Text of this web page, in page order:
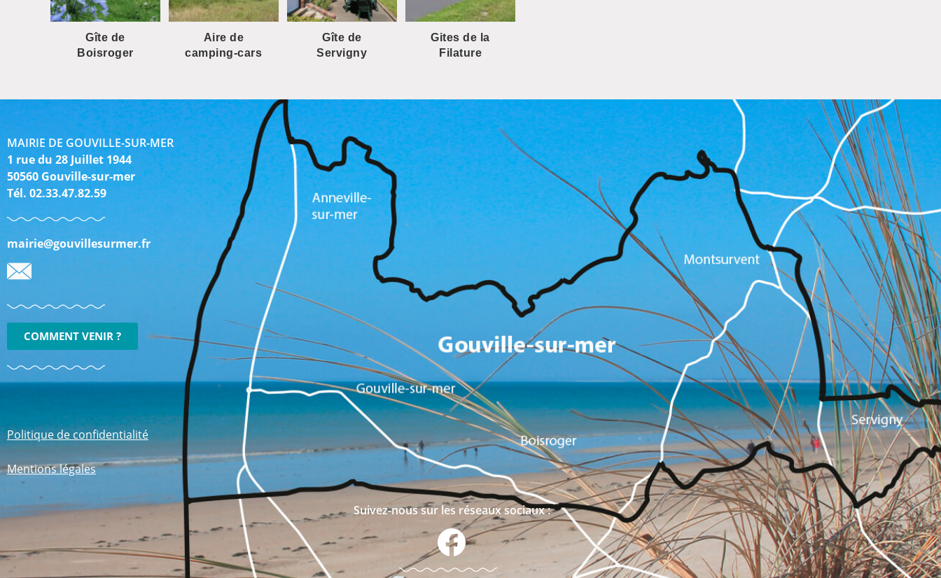
Gîte de
Boisroger
Aire de
camping-cars
Gîte de
Servigny
Gites de la
Filature
MAIRIE DE GOUVILLE-SUR-MER
1 rue du 28 Juillet 1944
50560 Gouville-sur-mer
Tél. 02.33.47.82.59
mairie@gouvillesurmer.fr
COMMENT VENIR ?
Politique de confidentialité
Mentions légales
Suivez-nous sur les réseaux sociaux :